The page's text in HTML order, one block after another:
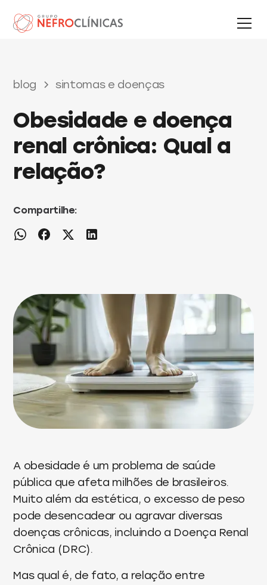
blog sintomas e doenças
Obesidade e doença
renal crônica: Qual a
relação?
Compartilhe:
A obesidade é um problema de saúde
pública que afeta milhões de brasileiros.
Muito além da estética, o excesso de peso
pode desencadear ou agravar diversas
doenças crônicas, incluindo a Doença Renal
Crônica (DRC).
Mas qual é, de fato, a relação entre